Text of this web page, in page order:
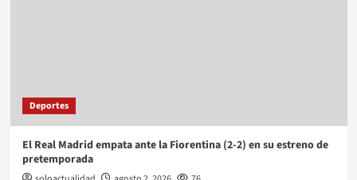
Deportes
El Real Madrid empata ante la Fiorentina (2-2) en su estreno de
pretemporada